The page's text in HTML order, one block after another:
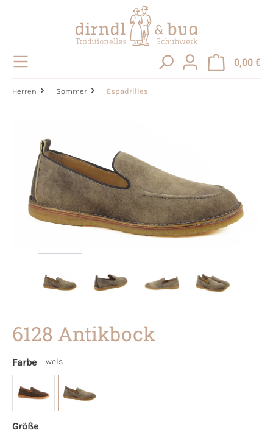
0,00 €
Herren Sommer Espadrilles
6128 Antikbock
Farbe wels
Größe